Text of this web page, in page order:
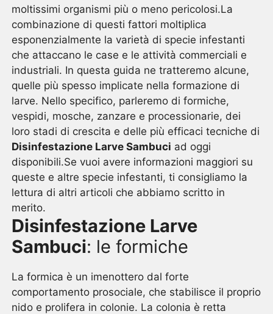
moltissimi organismi più o meno pericolosi.La
combinazione di questi fattori moltiplica
esponenzialmente la varietà di specie infestanti
che attaccano le case e le attività commerciali e
industriali. In questa guida ne tratteremo alcune,
quelle più spesso implicate nella formazione di
larve. Nello specifico, parleremo di formiche,
vespidi, mosche, zanzare e processionarie, dei
loro stadi di crescita e delle più efficaci tecniche di
Disinfestazione Larve Sambuci ad oggi
disponibili.Se vuoi avere informazioni maggiori su
queste e altre specie infestanti, ti consigliamo la
lettura di altri articoli che abbiamo scritto in
merito.
Disinfestazione Larve
Sambuci: le formiche
La formica è un imenottero dal forte
comportamento prosociale, che stabilisce il proprio
nido e prolifera in colonie. La colonia è retta